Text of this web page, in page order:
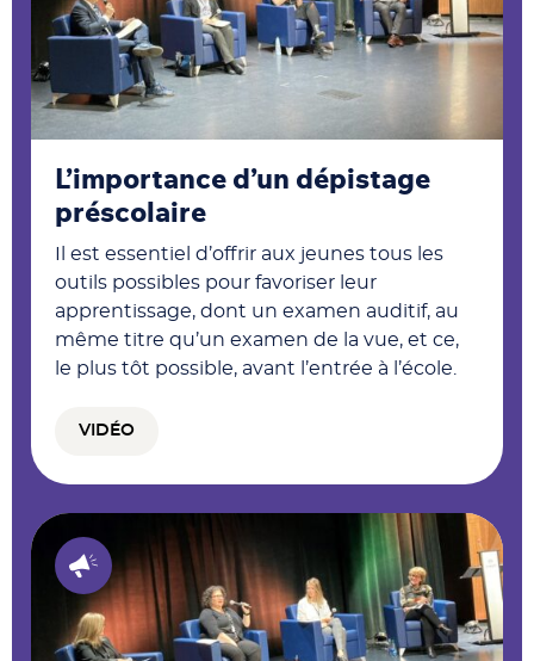
L’importance d’un dépistage
préscolaire
Il est essentiel d’offrir aux jeunes tous les
outils possibles pour favoriser leur
apprentissage, dont un examen auditif, au
même titre qu’un examen de la vue, et ce,
le plus tôt possible, avant l’entrée à l’école.
VIDÉO